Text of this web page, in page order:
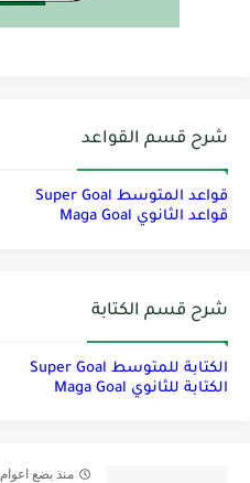
شرح قسم القواعد
قواعد المتوسط Super Goal
قواعد الثانوي Maga Goal
شرح قسم الكتابة
الكتابة للمتوسط Super Goal
الكتابة للثانوي Maga Goal
منذ بضع اعوام